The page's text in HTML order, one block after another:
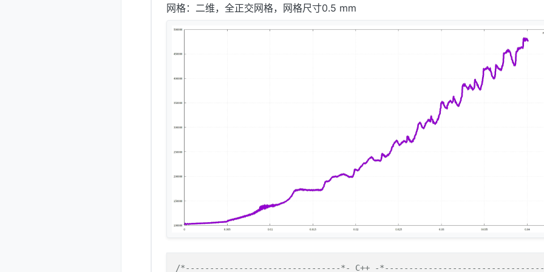
网格：二维，全正交网格，网格尺寸0.5 mm
/*--------------------------------*- C++ -